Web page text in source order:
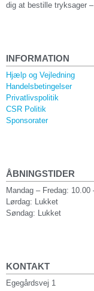
dig at bestille tryksager
INFORMATION
Hjælp og Vejledning
Handelsbetingelser
Privatlivspolitik
CSR Politik
Sponsorater
ÅBNINGSTIDER
Mandag – Fredag: 10.00
Lørdag: Lukket
Søndag: Lukket
KONTAKT
Egegårdsvej 1